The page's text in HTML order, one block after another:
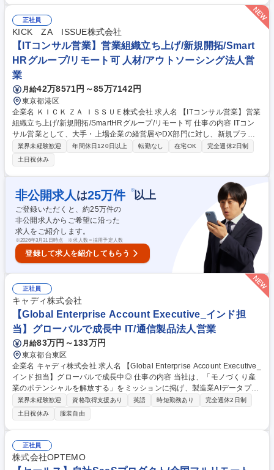
る ■顧客と緊密に連携し、ニーズを明確にした上でソリューションの検討
提案の実施 ■クロスファンクショナルチームを率いて、カスタムソリュー
ションを構築し、コンサルティングサービスの売上を伸ばす ■メンバーの
育成・マネジメント ■新規案件の獲得の実施 募集職種 【法人営業】外資
セールス/アクセンチュア×Microsoft/大手出身者多数！
正社員
KICK ZA ISSUE株式会社
【ITコンサル営業】営業組織立ち上げ/新規開拓/Smart
HRグループ/リモート可 人材/アウトソーシング法人営
業
月給42万8571円～85万7142円
東京都港区
企業名 ＫＩＣＫ ＺＡ ＩＳＳＵＥ株式会社 求人名 【ITコンサル営業】営業
組織立ち上げ/新規開拓/SmartHRグループ/リモート可 仕事の内容 ITコン
サル営業として、大手・上場企業の経営層やDX部門に対し、新規プライ
ム案件獲得を担当します。ターゲット選定～商談～クロージング、コンサ
ルタントと連携して課題ヒアリング、提案を実施いただきます。 1人目の
営業として、組織立ち上げと営業の仕組みづくりも実施いただきます。 ■
ターゲット選定～商談～クロージング、課題ヒアリングとソリューション
設計（社内ITコンサルと協働） ■提案書作成、既存顧客へのアップセル・
ストック型取引への発展 ■営業仕組みづくり（提案の型/KPI設計、SFA選
定、パートナー開拓、展示会企画） ■将来的な営業メンバーの採用・育
成、マネジメント 募集職種 【ITコンサル営業】営業組織立ち上げ/新規開
拓/SmartHRグループ/リモート可
業界未経験歓迎 年間休日120日以上 転勤なし 在宅OK
完全週休2日制
土日祝休み
非公開求人 は25万件 ※以上
ご登録いただくと、約25万件の
非公開求人からご希望に沿った
求人をご紹介します。
※2026年3月31日時点 ※求人数＝採用予定人数
登録して求人を紹介してもらう
正社員
キャディ株式会社
【Global Enterprise Account Executive_インド担
当】グローバルで成長中 IT/通信製品法人営業
月給83万円～133万円
東京都台東区
企業名 キャディ株式会社 求人名 【Global Enterprise Account Executive_
インド担当】グローバルで成長中◎ 仕事の内容 当社は、「モノづくり産
業のポテンシャルを解放する」をミッションに掲げ、製造業AIデータプラ
ットフォーム「CADDi」を提供しています。現在は日本、アメリカ、ベト
ナム、タイへと事業を展開し、グローバルでの成 長を加速させています。
その中で、新たに本格的な事業展開の可能性を探索している市場がインド
です。まずは、日本を代表する製造業のお客様が推進するグローバルプロ
ジェクトを起点に、日本本社とインド拠点を横断した価値提供を進めま
す。その過程で現地市場への理解を深め、顧客ニーズや商習慣、プロダク
トの適合性を検証しながら、インド市場における勝ち筋を構築していただ
業界未経験歓迎 資格取得支援あり 英語 時短勤務あり
完全週休2日制
土日祝休み
服装自由
正社員
株式会社OPTEMO